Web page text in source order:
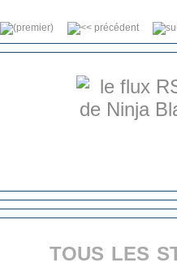
tous les